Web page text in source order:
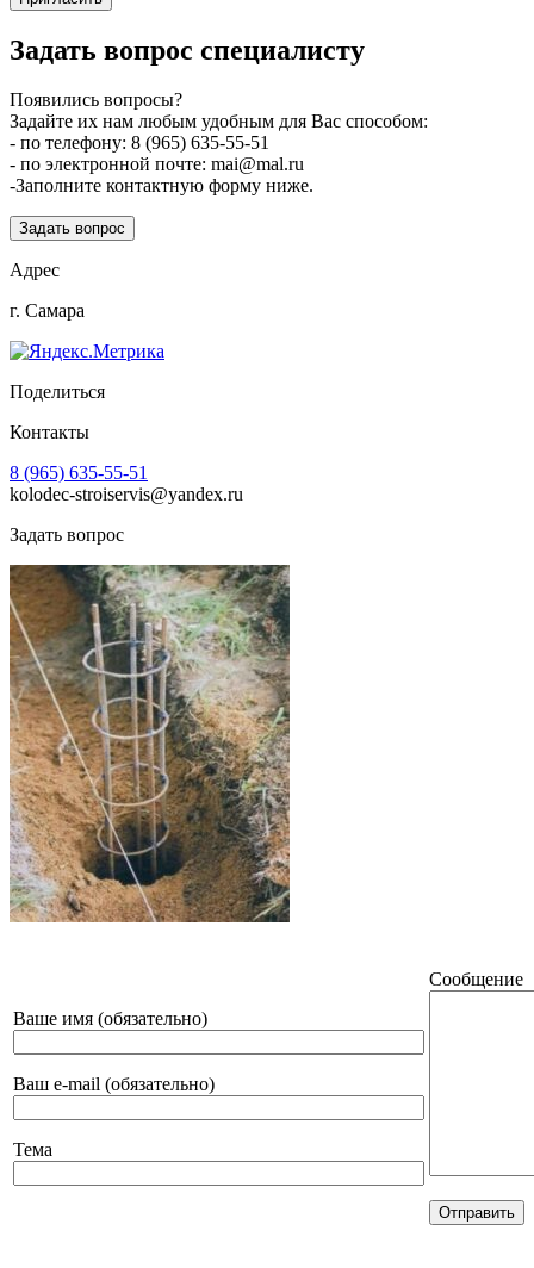
Задать вопрос специалисту
Появились вопросы?
Задайте их нам любым удобным для Вас способом:
- по телефону: 8 (965) 635-55-51
- по электронной почте: mai@mal.ru
-Заполните контактную форму ниже.
Задать вопрос
Адрес
г. Самара
Поделиться
Контакты
8 (965) 635-55-51
kolodec-stroiservis@yandex.ru
Задать вопрос
Ваше имя (обязательно)
Ваш e-mail (обязательно)
Тема
Сообщение